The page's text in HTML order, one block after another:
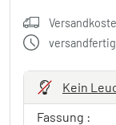
Kein
Fassung :